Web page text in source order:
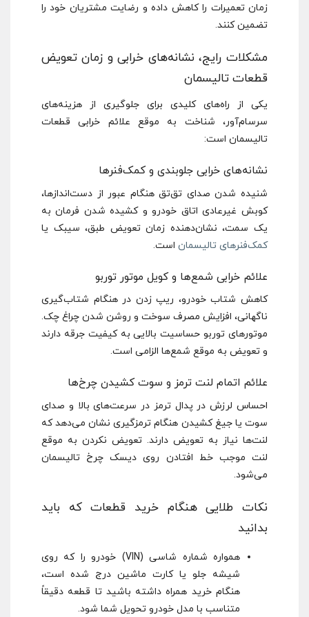
زمان تعمیرات را کاهش داده و رضایت مشتریان خود را
تضمین کنند.
مشکلات رایج، نشانه‌های خرابی و زمان تعویض
قطعات تالیسمان
یکی از راه‌های کلیدی برای جلوگیری از هزینه‌های
سرسام‌آور، شناخت به موقع علائم خرابی قطعات
تالیسمان است:
نشانه‌های خرابی جلوبندی و کمک‌فنرها
شنیده شدن صدای تق‌تق هنگام عبور از دست‌اندازها،
کوبش غیرعادی اتاق خودرو و کشیده شدن فرمان به
یک سمت، نشان‌دهنده زمان تعویض طبق، سیبک یا
کمک‌فنرهای تالیسمان است.
علائم خرابی شمع‌ها و کویل موتور توربو
کاهش شتاب خودرو، ریپ زدن در هنگام شتاب‌گیری
ناگهانی، افزایش مصرف سوخت و روشن شدن چراغ چک.
موتورهای توربو حساسیت بالایی به کیفیت جرقه دارند
و تعویض به موقع شمع‌ها الزامی است.
علائم اتمام لنت ترمز و سوت کشیدن چرخ‌ها
احساس لرزش در پدال ترمز در سرعت‌های بالا و صدای
سوت یا جیغ کشیدن هنگام ترمزگیری نشان می‌دهد که
لنت‌ها نیاز به تعویض دارند. تعویض نکردن به موقع
لنت موجب خط افتادن روی دیسک چرخ تالیسمان
می‌شود.
نکات طلایی هنگام خرید قطعات که باید
بدانید
همواره شماره شاسی (VIN) خودرو را که روی
شیشه جلو یا کارت ماشین درج شده است،
هنگام خرید همراه داشته باشید تا قطعه دقیقاً
متناسب با مدل خودرو تحویل شما شود.